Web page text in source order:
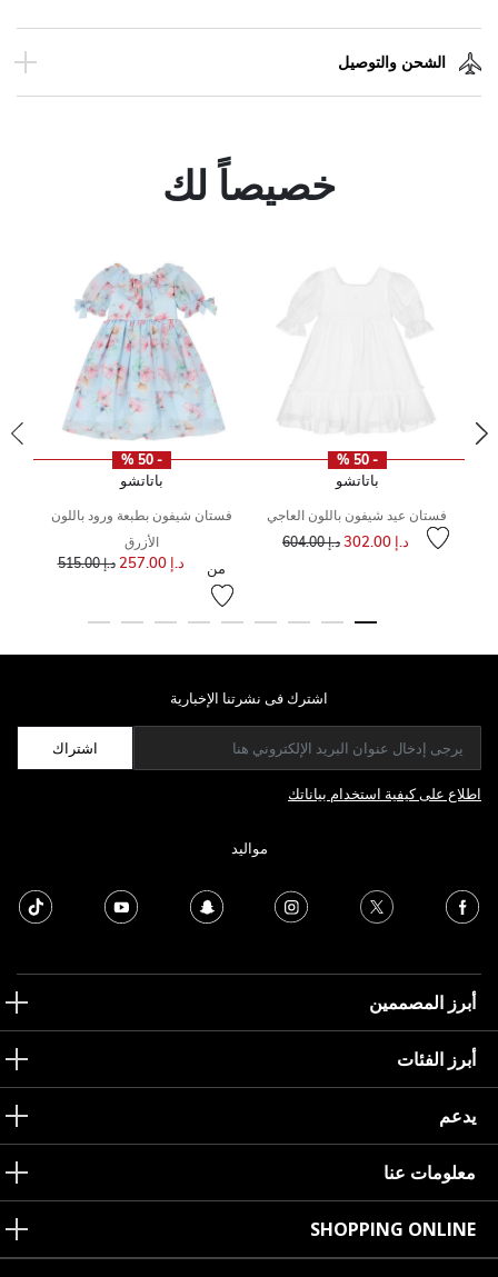
الشحن والتوصيل
خصيصاً لك
- 50 %
باتاتشو
فستان عيد شيفون باللون العاجي
د.إ 302.00 د.إ 604.00
- 50 %
باتاتشو
فستان شيفون بطبعة ورود باللون
الأزرق
من د.إ 257.00 د.إ 515.00
اشترك فى نشرتنا الإخبارية
اشتراك
اطلاع على كيفية استخدام بياناتك
مواليد
أبرز المصممين
أبرز الفئات
يدعم
معلومات عنا
SHOPPING ONLINE